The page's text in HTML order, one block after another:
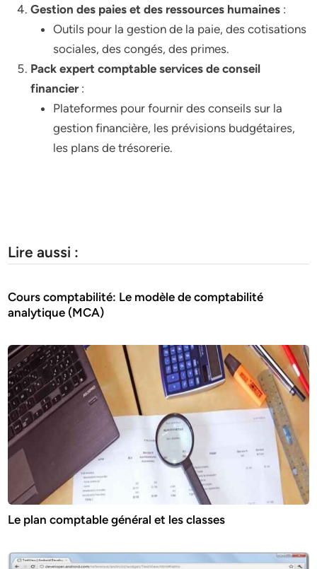
Gestion des paies et des ressources humaines :
Outils pour la gestion de la paie, des cotisations
sociales, des congés, des primes.
Pack expert comptable services de conseil
financier:
Plateformes pour fournir des conseils sur la
gestion financière, les prévisions budgétaires,
les plans de trésorerie.
Lire aussi :
Cours comptabilité: Le modèle de comptabilité
analytique (MCA)
Le plan comptable général et les classes